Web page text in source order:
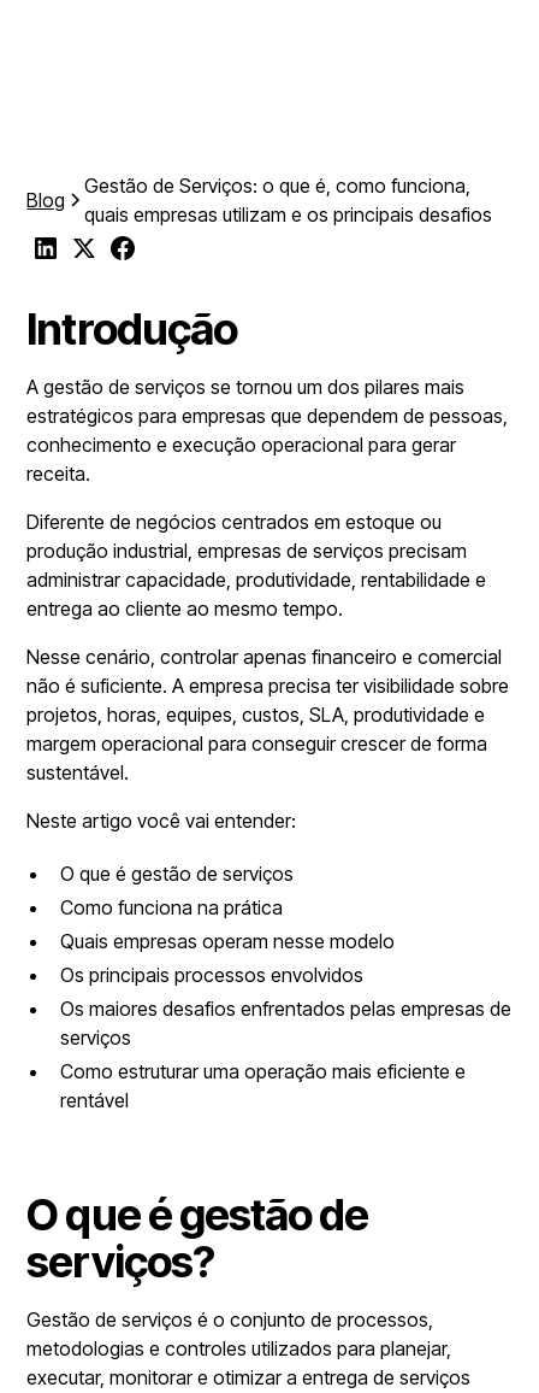
Blog
Gestão de Serviços: o que é, como funciona,
quais empresas utilizam e os principais desafios
Introdução
A gestão de serviços se tornou um dos pilares mais
estratégicos para empresas que dependem de pessoas,
conhecimento e execução operacional para gerar
receita.
Diferente de negócios centrados em estoque ou
produção industrial, empresas de serviços precisam
administrar capacidade, produtividade, rentabilidade e
entrega ao cliente ao mesmo tempo.
Nesse cenário, controlar apenas financeiro e comercial
não é suficiente. A empresa precisa ter visibilidade sobre
projetos, horas, equipes, custos, SLA, produtividade e
margem operacional para conseguir crescer de forma
sustentável.
Neste artigo você vai entender:
O que é gestão de serviços
Como funciona na prática
Quais empresas operam nesse modelo
Os principais processos envolvidos
Os maiores desafios enfrentados pelas empresas de
serviços
Como estruturar uma operação mais eficiente e
rentável
O que é gestão de
serviços?
Gestão de serviços é o conjunto de processos,
metodologias e controles utilizados para planejar,
executar, monitorar e otimizar a entrega de serviços